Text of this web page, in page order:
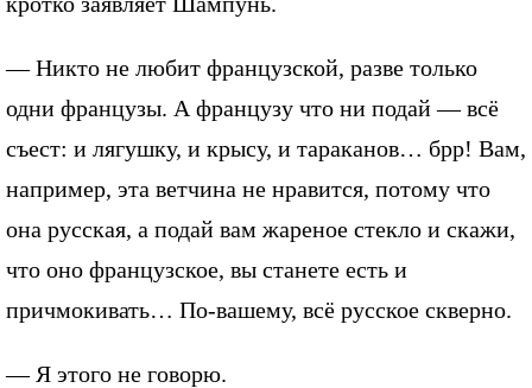
— Никто не любит французской, разве только
одни французы. А французу что ни подай — всё
съест: и лягушку, и крысу, и тараканов… брр! Вам,
например, эта ветчина не нравится, потому что
она русская, а подай вам жареное стекло и скажи,
что оно французское, вы станете есть и
причмокивать… По-вашему, всё русское скверно.
— Я этого не говорю.